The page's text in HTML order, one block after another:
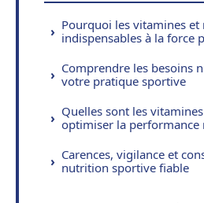
Pourquoi les vitamines
indispensables à la force
Comprendre les besoins
votre pratique sportive
Quelles sont les
optimiser la performance
Carences, vigilance et
nutrition sportive fiable